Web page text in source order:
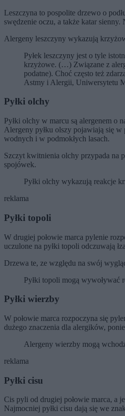
Leszczyna to pospolite drzewo o
swędzenie oczu, a także katar
Alergeny leszczyny wykazują
Pyłek leszczyny jest o tyle
krzyżowe. (…) Związane z
podatne). Choć często też
Astmy i Alergii, Uniwersytetu
Pyłki olchy
Pyłki olchy w marcu są alergenem o
Alergeny pyłku olszy pojawiają się
wodnych i w podmokłych lasach.
Szczyt kwitnienia olchy przypada na
spojówek.
Pyłki olchy wykazują reakcje
reklama
Pyłki topoli
W drugiej połowie marca pylenie
uczulone na pyłki topoli odczuwają
Drzewa te, ze względu na swój
Pyłki topoli mogą wywoływać
Pyłki wierzby
W połowie marca rozpoczyna się
dużego znaczenia dla alergików,
Alergeny wierzby mogą
reklama
Pyłki cisu
Cis pyli od drugiej połowie marca, a
Najmocniej pyłki cisu dają się we